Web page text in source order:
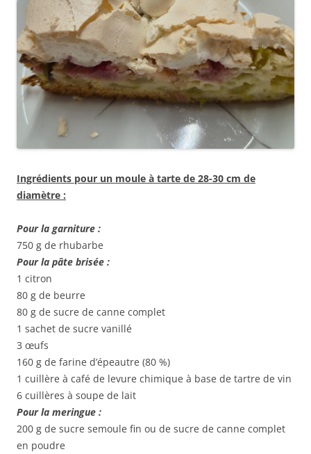
Ingrédients pour un moule à tarte de 28-30 cm de
diamètre :
Pour la garniture :
750 g de rhubarbe
Pour la pâte brisée :
1 citron
80 g de beurre
80 g de sucre de canne complet
1 sachet de sucre vanillé
3 œufs
160 g de farine d’épeautre (80 %)
1 cuillère à café de levure chimique à base de tartre de vin
6 cuillères à soupe de lait
Pour la meringue :
200 g de sucre semoule fin ou de sucre de canne complet
en poudre